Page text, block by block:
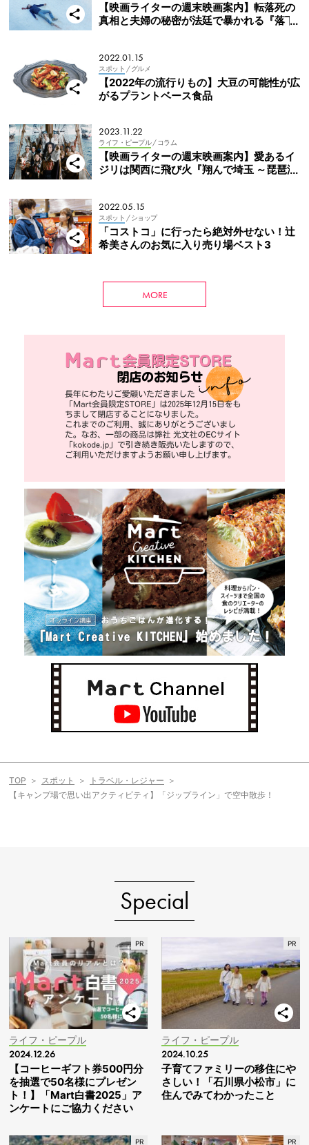
【映画ライターの週末映画案内】転落死の
真相と夫婦の秘密が法廷で暴かれる『落下
2022.01.15
スポット / グルメ
【2022年の流行りもの】大豆の可能性が広
がるプラントベース食品
2023.11.22
ライフ・ピープル / コラム
【映画ライターの週末映画案内】愛あるイ
ジリは関西に飛び火『翔んで埼玉 ～琵琶湖
2022.05.15
スポット / ショップ
「コストコ」に行ったら絶対外せない！辻
希美さんのお気に入り売り場ベスト3
MORE
TOP スポット
トラベル・レジャー
【キャンプ場で思い出アクティビティ】「ジップライン」で空中散歩！
Special
ライフ・ピープル
2024.12.26
【コーヒーギフト券500円分
を抽選で50名様にプレゼン
ト！】「Mart白書2025」ア
ンケートにご協力ください
ライフ・ピープル
2024.10.25
子育てファミリーの移住にや
さしい！「石川県小松市」に
住んでみてわかったこと